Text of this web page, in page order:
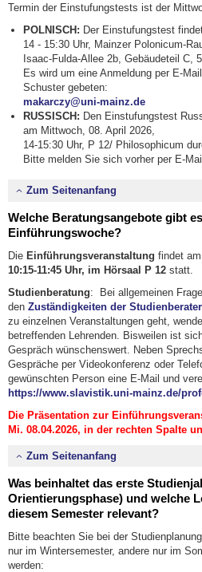
Termin der Einstufungstests ist der
POLNISCH: Der Einstufungstest
14 - 15:30 Uhr, Mainzer Polonicum-
Isaac-Fulda-Allee 2b,Gebäudeteil C,
Es wird um eine Anmeldung per E-
Schuster gebeten:
makarczy@uni-mainz.de
RUSSISCH: Den Einstufungstest
am Mittwoch, 08. April 2026,
14-15:30 Uhr, P 12/ Philosophicum
Bitte melden Sie sich vorher per E-
Zum Seitenanfang
Welche Beratungsangebote gibt
Einführungswoche?
Die Einführungsveranstaltung findet am
10:15-11:45 Uhr, im Hörsaal P 12 statt.
Studienberatung: Bei allgemeinen
den Zuständigkeiten der
zu einzelnen Veranstaltungen geht,
betreffenden Lehrenden. Bisweilen ist
Gespräch wünschenswert. Neben
Gespräche per Videokonferenz oder
gewünschten Person eine E-Mail und
https://www.slavistik.uni-mainz.de/
Die Präsentation zur
Mi. 08.04.2026, in der rechten Spalte
Zum Seitenanfang
Was beinhaltet das erste
Orientierungsphase) und welche
diesem Semester relevant?
Bitte beachten Sie bei der
nur im Wintersemester, andere nur im
werden: